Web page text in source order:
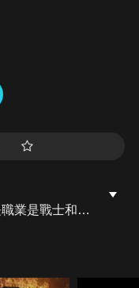
業是戰士和牧
至尊雙飛寶
著教主一起前